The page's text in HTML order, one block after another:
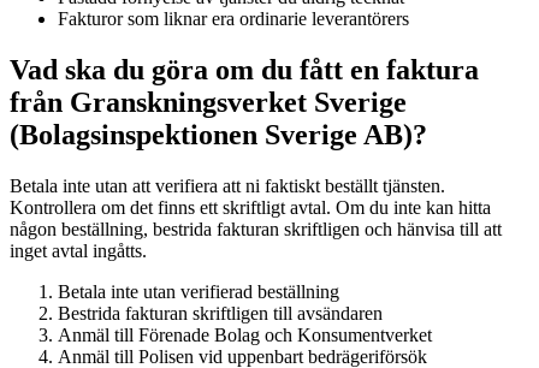
Fakturor som liknar era ordinarie leverantörers
Vad ska du göra om du fått en faktura
från Granskningsverket Sverige
(Bolagsinspektionen Sverige AB)?
Betala inte utan att verifiera att ni faktiskt beställt tjänsten.
Kontrollera om det finns ett skriftligt avtal. Om du inte kan hitta
någon beställning, bestrida fakturan skriftligen och hänvisa till att
inget avtal ingåtts.
Betala inte utan verifierad beställning
Bestrida fakturan skriftligen till avsändaren
Anmäl till Förenade Bolag och Konsumentverket
Anmäl till Polisen vid uppenbart bedrägeriförsök